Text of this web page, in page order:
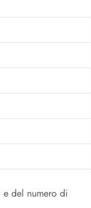
e del numero di